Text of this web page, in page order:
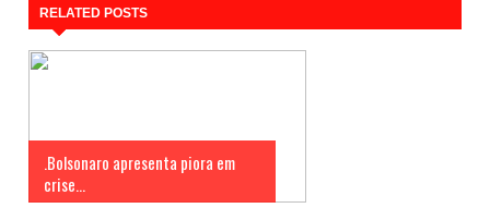
RELATED POSTS
.Bolsonaro apresenta piora em
crise...